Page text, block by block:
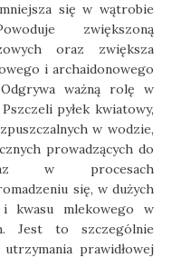
się w wątrobie
zwiększoną
oraz zwiększa
i archaidonowego
ważną rolę w
pyłek kwiatowy,
w wodzie,
prowadzących do
w procesach
się, w dużych
kwasu mlekowego w
Jest to szczególnie
prawidłowej